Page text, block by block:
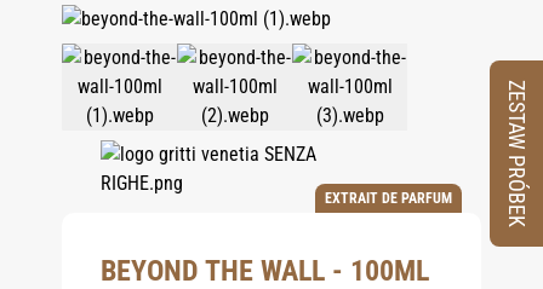
EXTRAIT DE PARFUM
BEYOND THE WALL - 100ML
ZESTAW PRÓBEK